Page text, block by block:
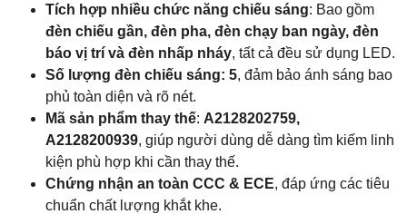
Tích hợp nhiều chức năng chiếu sáng: Bao gồm
đèn chiếu gần, đèn pha, đèn chạy ban ngày, đèn
báo vị trí và đèn nhấp nháy, tất cả đều sử dụng LED.
Số lượng đèn chiếu sáng: 5, đảm bảo ánh sáng bao
phủ toàn diện và rõ nét.
Mã sản phẩm thay thế: A2128202759,
A2128200939, giúp người dùng dễ dàng tìm kiếm linh
kiện phù hợp khi cần thay thế.
Chứng nhận an toàn CCC & ECE, đáp ứng các tiêu
chuẩn chất lượng khắt khe.